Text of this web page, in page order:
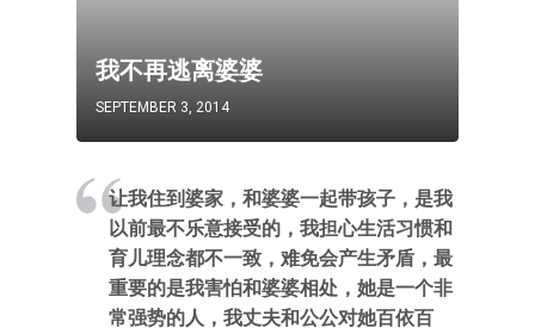
我不再逃离婆婆
SEPTEMBER 3, 2014
让我住到婆家，和婆婆一起带孩子，是我
以前最不乐意接受的，我担心生活习惯和
育儿理念都不一致，难免会产生矛盾，最
重要的是我害怕和婆婆相处，她是一个非
常强势的人，我丈夫和公公对她百依百